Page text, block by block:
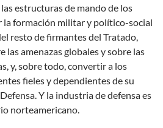
estructuras de mando de los
la formación militar y político-social
resto de firmantes del Tratado,
las amenazas globales y sobre las
y, sobre todo, convertir a los
fieles y dependientes de su
Y la industria de defensa es
norteamericano.